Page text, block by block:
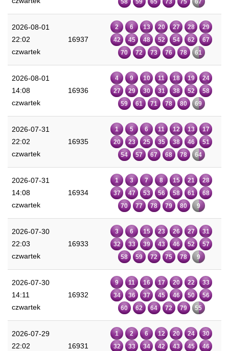
2026-08-01
22:02
czwartek
16937
2 6 13 20 27 28
29
42
45 48 52 54 62
67
70
72 73 76 78 61
2026-08-01
14:08
czwartek
16936
4 9 10 11 18 19
24
27
29 30 31 38 52
58
59
61 71 78 80 69
2026-07-31
22:02
czwartek
16935
1 5 6 11 12 13
17
20
23 25 35 38 46
51
54
57 67 68 78 64
2026-07-31
14:08
czwartek
16934
1 3 7 8 15 21
28
37
47 53 56 58 61
68
70
77 78 79 80 9
2026-07-30
22:03
czwartek
16933
3 6 15 23 26 27
31
32
33 39 43 46 52
57
58
59 72 75 78 9
2026-07-30
14:11
czwartek
16932
9 11 16 17 20 22
33
34
36 37 45 46 50
56
60
62 64 72 79 55
2026-07-29
22:02
16931
1 2 6 12 20 24
30
32
33 34 42 43 45
46